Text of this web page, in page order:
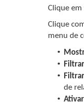
Clique em
Clique
menu de
•
•
• Filtrar
de
•